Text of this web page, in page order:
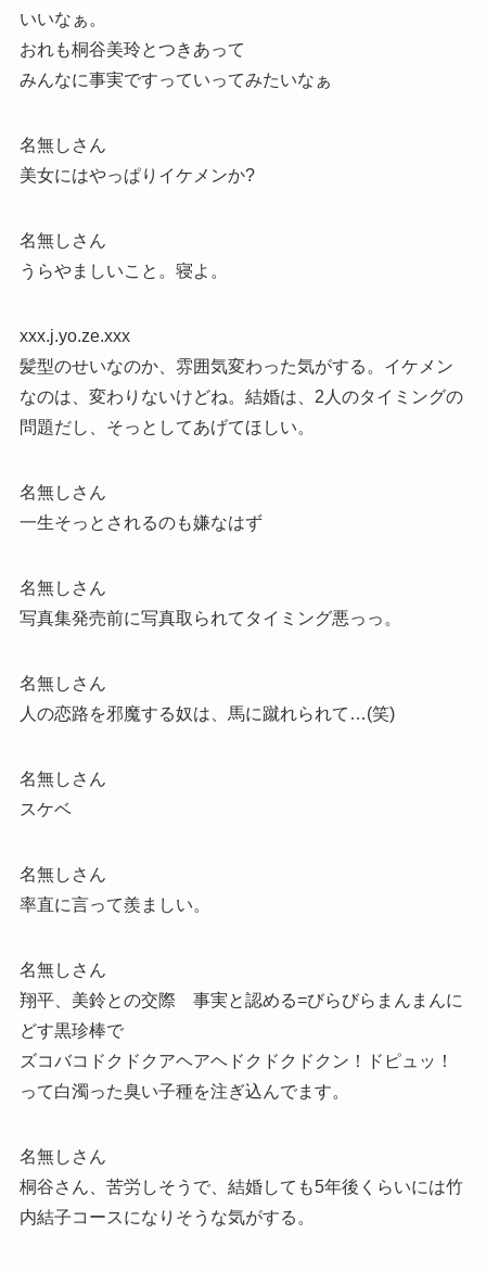
いいなぁ。
おれも桐谷美玲とつきあって
みんなに事実ですっていってみたいなぁ
名無しさん
美女にはやっぱりイケメンか?
名無しさん
うらやましいこと。寝よ。
xxx.j.yo.ze.xxx
髪型のせいなのか、雰囲気変わった気がする。イケメン
なのは、変わりないけどね。結婚は、2人のタイミングの
問題だし、そっとしてあげてほしい。
名無しさん
一生そっとされるのも嫌なはず
名無しさん
写真集発売前に写真取られてタイミング悪っっ。
名無しさん
人の恋路を邪魔する奴は、馬に蹴れられて…(笑)
名無しさん
スケベ
名無しさん
率直に言って羨ましい。
名無しさん
翔平、美鈴との交際 事実と認める=びらびらまんまんに
どす黒珍棒で
ズコバコドクドクアヘアヘドクドクドクン！ドピュッ！
って白濁った臭い子種を注ぎ込んでます。
名無しさん
桐谷さん、苦労しそうで、結婚しても5年後くらいには竹
内結子コースになりそうな気がする。